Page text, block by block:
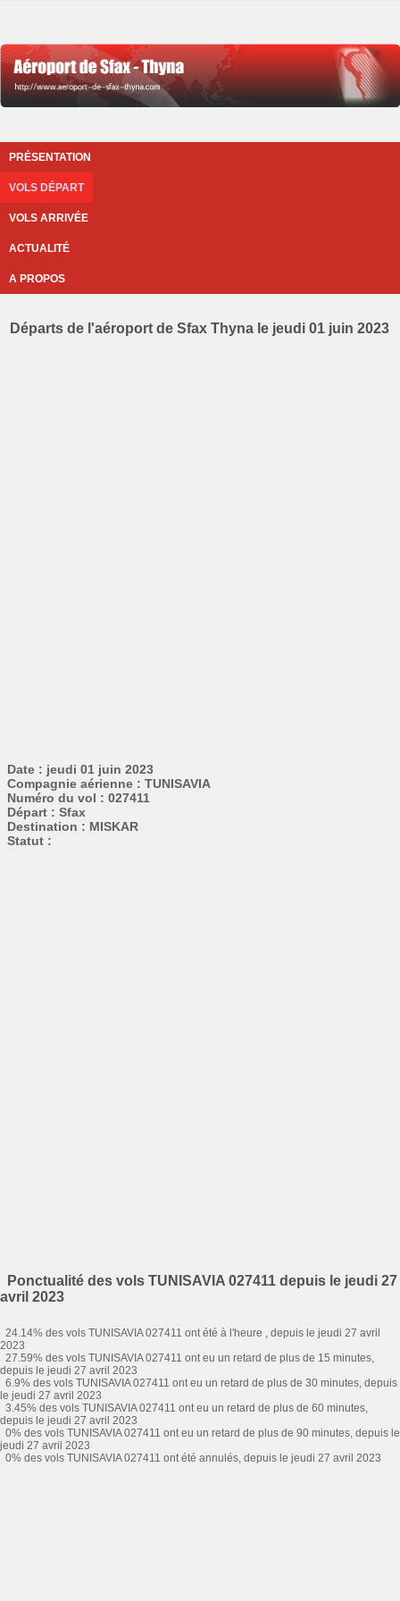
PRÉSENTATION
VOLS DÉPART
VOLS ARRIVÉE
ACTUALITÉ
A PROPOS
Départs de l'aéroport de Sfax Thyna le jeudi 01 juin 2023
Date : jeudi 01 juin 2023
Compagnie aérienne : TUNISAVIA
Numéro du vol : 027411
Départ : Sfax
Destination : MISKAR
Statut :
Ponctualité des vols TUNISAVIA 027411 depuis le jeudi 27
avril 2023
24.14% des vols TUNISAVIA 027411 ont été à l'heure , depuis le jeudi 27 avril
2023
27.59% des vols TUNISAVIA 027411 ont eu un retard de plus de 15 minutes,
depuis le jeudi 27 avril 2023
6.9% des vols TUNISAVIA 027411 ont eu un retard de plus de 30 minutes, depuis
le jeudi 27 avril 2023
3.45% des vols TUNISAVIA 027411 ont eu un retard de plus de 60 minutes,
depuis le jeudi 27 avril 2023
0% des vols TUNISAVIA 027411 ont eu un retard de plus de 90 minutes, depuis le
jeudi 27 avril 2023
0% des vols TUNISAVIA 027411 ont été annulés, depuis le jeudi 27 avril 2023